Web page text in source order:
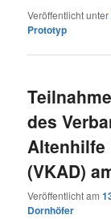
Veröffentlicht unter
Prototyp
des
Altenhilfe
(VKAD)
Veröffentlicht am
Dornhöfer